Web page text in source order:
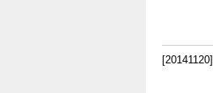
[20141120]